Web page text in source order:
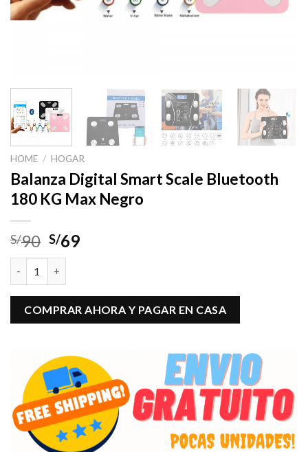
HOME / HOGAR
Balanza Digital Smart Scale Bluetooth
180 KG Max Negro
S/90 S/69
COMPRAR AHORA Y PAGAR EN CASA